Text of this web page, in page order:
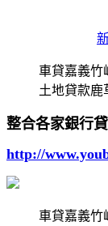
車貸嘉義竹
土地貸款鹿
整合各家銀行
http://
車貸嘉義竹